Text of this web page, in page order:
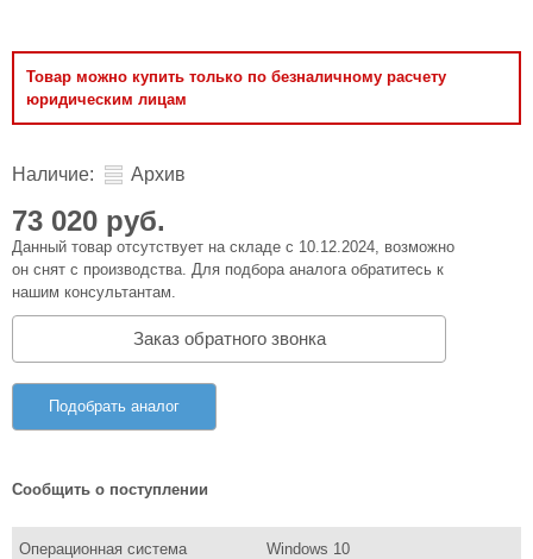
Товар можно купить только по безналичному расчету
юридическим лицам
Наличие: Архив
73 020 руб.
Данный товар отсутствует на складе с 10.12.2024, возможно
он снят с производства. Для подбора аналога обратитесь к
нашим консультантам.
Заказ обратного звонка
Подобрать аналог
Сообщить о поступлении
Операционная система Windows 10